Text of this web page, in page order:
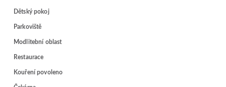
Dětský pokoj
Parkoviště
Modlitební oblast
Restaurace
Kouření povoleno